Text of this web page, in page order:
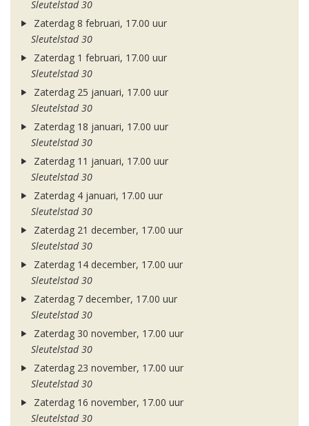
Sleutelstad 30
Zaterdag 8 februari, 17.00 uur
Sleutelstad 30
Zaterdag 1 februari, 17.00 uur
Sleutelstad 30
Zaterdag 25 januari, 17.00 uur
Sleutelstad 30
Zaterdag 18 januari, 17.00 uur
Sleutelstad 30
Zaterdag 11 januari, 17.00 uur
Sleutelstad 30
Zaterdag 4 januari, 17.00 uur
Sleutelstad 30
Zaterdag 21 december, 17.00 uur
Sleutelstad 30
Zaterdag 14 december, 17.00 uur
Sleutelstad 30
Zaterdag 7 december, 17.00 uur
Sleutelstad 30
Zaterdag 30 november, 17.00 uur
Sleutelstad 30
Zaterdag 23 november, 17.00 uur
Sleutelstad 30
Zaterdag 16 november, 17.00 uur
Sleutelstad 30